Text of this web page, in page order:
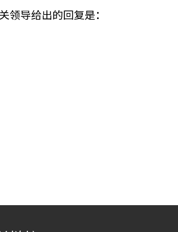
导给出的回复是：